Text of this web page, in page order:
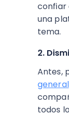
confiar
una
tema.
2.
Antes,
general
todos